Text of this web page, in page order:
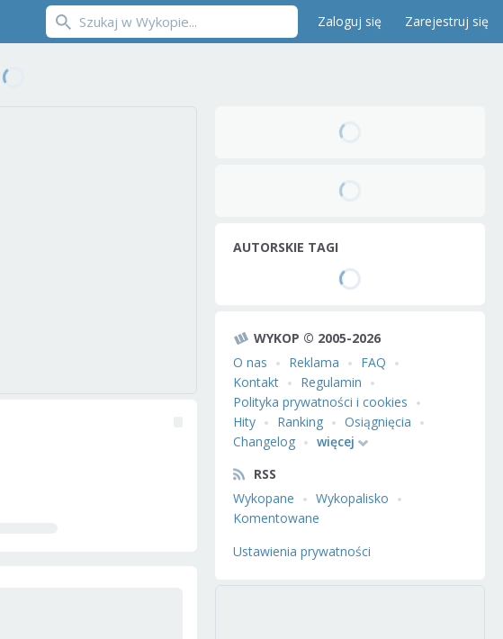
Zaloguj się Zarejestruj się
AUTORSKIE TAGI
WYKOP © 2005-2026
O nas
Reklama
FAQ
Kontakt
Regulamin
Polityka prywatności i cookies
Hity
Ranking
Osiągnięcia
Changelog
więcej
RSS
Wykopane
Wykopalisko
Komentowane
Ustawienia prywatności